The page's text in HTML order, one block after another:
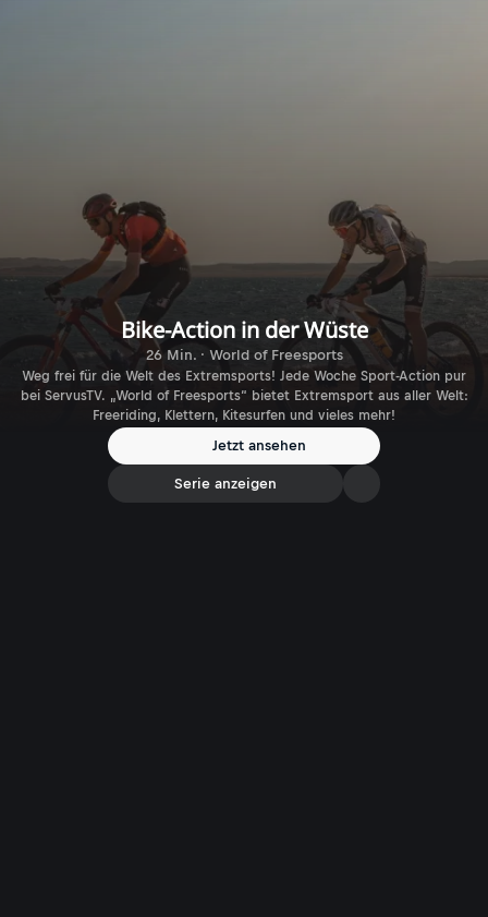
Bike-Action in der Wüste
26 Min. · World of Freesports
Weg frei für die Welt des Extremsports! Jede Woche Sport-Action pur
bei ServusTV. „World of Freesports“ bietet Extremsport aus aller Welt:
Freeriding, Klettern, Kitesurfen und vieles mehr!
Jetzt ansehen
Serie anzeigen